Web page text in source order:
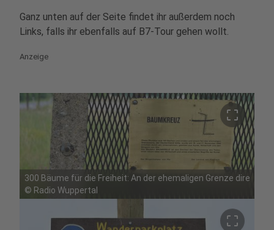
Ganz unten auf der Seite findet ihr außerdem noch
Links, falls ihr ebenfalls auf B7-Tour gehen wollt.
Anzeige
crop_free
300 Bäume für die Freiheit: An der ehemaligen Grenze direkt
© Radio Wuppertal
crop_free